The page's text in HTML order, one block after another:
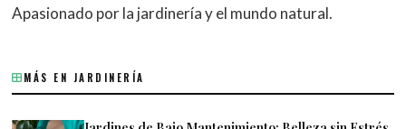
Apasionado por la jardinería y el mundo natural.
MÁS EN JARDINERÍA